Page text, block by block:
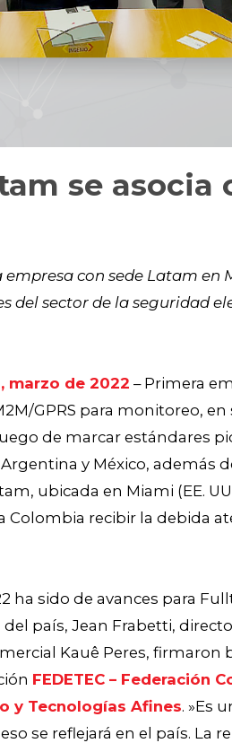
se asocia
con sede Latam en
del sector de la seguridad
marzo de 2022 – Primera
GPRS para monitoreo, en
de marcar estándares
y México, además
ubicada en Miami (EE.
Colombia recibir la debida
ha sido de avances para
país, Jean Frabetti,
Kauê Peres, firmaron
FEDETEC– Federación
y Tecnologías Afines. »Es
se reflejará en el país. La